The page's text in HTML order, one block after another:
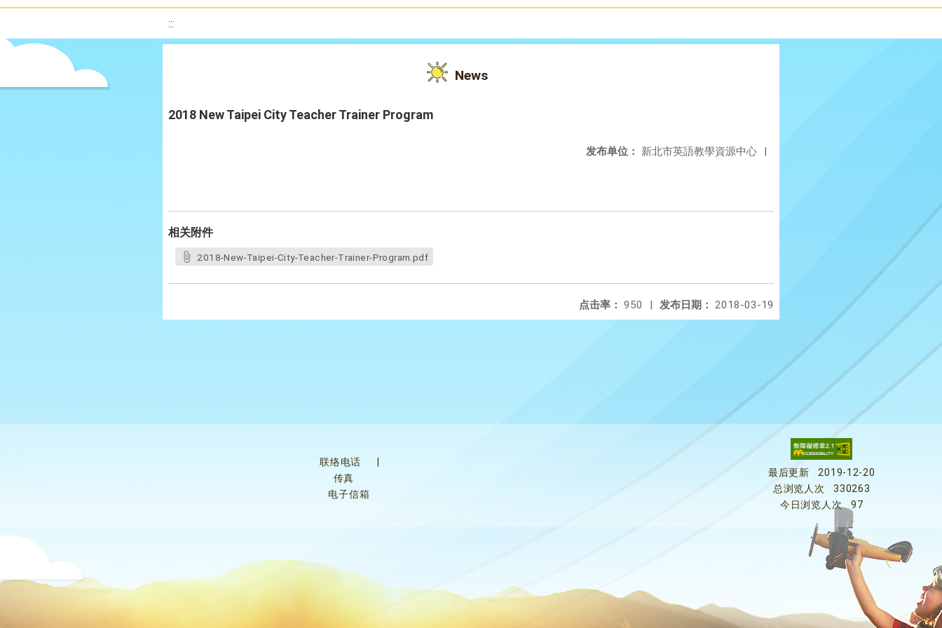
:::
News
2018 New Taipei City Teacher Trainer Program
发布单位： 新北市英語教學資源中心 |
相关附件
2018-New-Taipei-City-Teacher-Trainer-Program.pdf
发布日期： 2018-03-19
点击率： 950 |
联络电话
传真
电子信箱
最后更新
2019-12-20
总浏览人次
330263
今日浏览人次
97